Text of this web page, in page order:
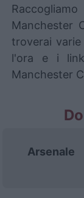
Manchester
troverai
l'ora e i
Manchester
Arsenale